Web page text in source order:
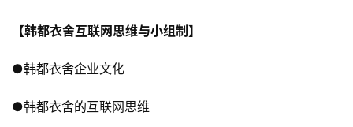
【韩都衣舍互联网思维与小组制】
●韩都衣舍企业文化
●韩都衣舍的互联网思维